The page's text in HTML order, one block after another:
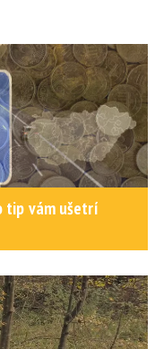
tip vám ušetrí